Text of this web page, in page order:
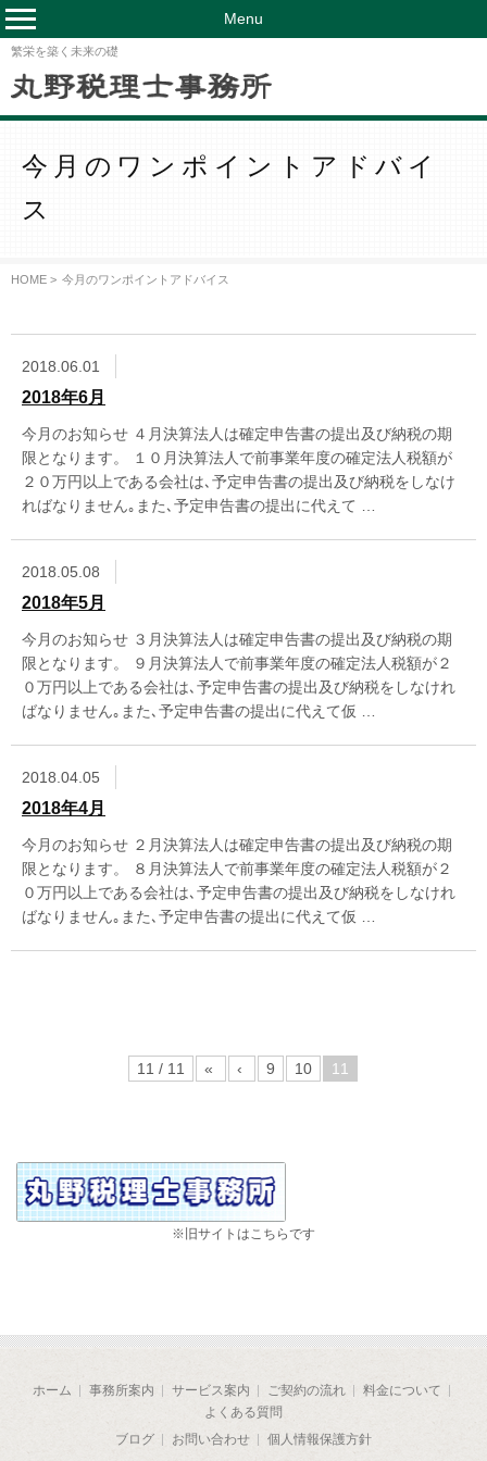
繁栄を築く未来の礎
Menu
今月のワンポイントアドバイ
ス
HOME > 今月のワンポイントアドバイス
2018.06.01
2018年6月
今月のお知らせ ４月決算法人は確定申告書の提出及び納税の期
限となります。 １０月決算法人で前事業年度の確定法人税額が
２０万円以上である会社は､予定申告書の提出及び納税をしなけ
ればなりません｡また､予定申告書の提出に代えて …
2018.05.08
2018年5月
今月のお知らせ ３月決算法人は確定申告書の提出及び納税の期
限となります。 ９月決算法人で前事業年度の確定法人税額が２
０万円以上である会社は､予定申告書の提出及び納税をしなけれ
ばなりません｡また､予定申告書の提出に代えて仮 …
2018.04.05
2018年4月
今月のお知らせ ２月決算法人は確定申告書の提出及び納税の期
限となります。 ８月決算法人で前事業年度の確定法人税額が２
０万円以上である会社は､予定申告書の提出及び納税をしなけれ
ばなりません｡また､予定申告書の提出に代えて仮 …
11 / 11 « ‹ 9 10 11
※旧サイトはこちらです
ホーム 事務所案内 サービス案内 ご契約の流れ
料金について
よくある質問
ブログ
お問い合わせ 個人情報保護方針